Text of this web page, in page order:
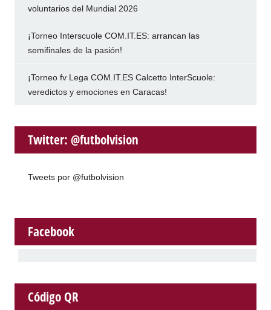
voluntarios del Mundial 2026
¡Torneo Interscuole COM.IT.ES: arrancan las
semifinales de la pasión!
¡Torneo fv Lega COM.IT.ES Calcetto InterScuole:
veredictos y emociones en Caracas!
Twitter: @futbolvision
Tweets por @futbolvision
Facebook
Código QR